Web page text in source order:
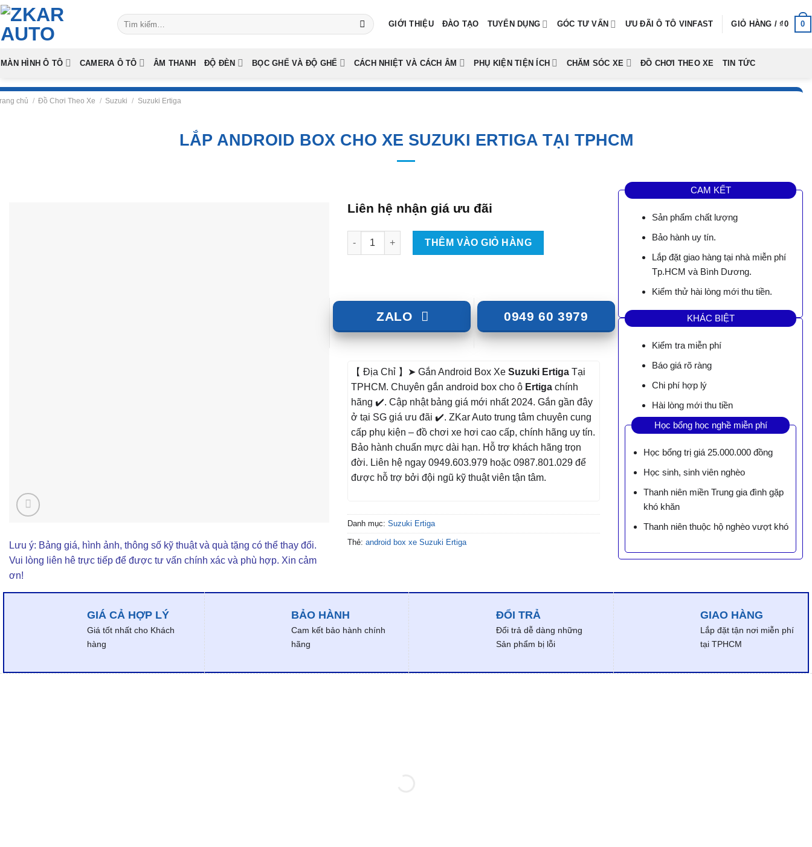
Skip
content
Tìm
kiếm:
GIỚI THIỆU ĐÀO TẠO TUYỂN DỤNG GÓC TƯ VẤN ƯU ĐÃI Ô TÔ VINFAST GIỎ HÀNG /₫0 0
MÀN HÌNH Ô TÔ CAMERA Ô TÔ ÂM THANH ĐỘ ĐÈN BỌC GHẾ VÀ ĐỘ GHẾ CÁCH NHIỆT VÀ CÁCH ÂM PHỤ KIỆN TIỆN ÍCH CHĂM SÓC XE ĐỒ CHƠI THEO XE TIN TỨC
chủ / Đồ Chơi Theo Xe / Suzuki / Suzuki Ertiga
LẮP ANDROID BOX CHO XE SUZUKI ERTIGA TẠI TPHCM
Lưu ý: Bảng giá, hình ảnh, thông số kỹ thuật và quà tặng có thể thay đổi.
Vui lòng liên hê trực tiếp để được tư vấn chính xác và phù hợp. Xin cảm
ơn!
Liên hệ nhận giá ưu đãi
Lắp Android Box Cho Xe Suzuki Ertiga Tại TpHCM số lượng
THÊM VÀO GIỎ HÀNG
ZALO 0949 60 3979
【 Địa Chỉ 】➤ Gắn Android Box Xe Suzuki Ertiga Tại
TPHCM. Chuyên gắn android box cho ô Ertiga chính
hãng ✔️. Cập nhật bảng giá mới nhất 2024. Gắn gần đây
ở tại SG giá ưu đãi ✔️. ZKar Auto trung tâm chuyên cung
cấp phụ kiện – đồ chơi xe hơi cao cấp, chính hãng uy tín.
Bảo hành chuẩn mực dài hạn. Hỗ trợ khách hãng trọn
đời. Liên hệ ngay 0949.603.979 hoặc 0987.801.029 để
được hỗ trợ bởi đội ngũ kỹ thuật viên tận tâm.
Danh mục: Suzuki Ertiga
Thẻ: android box xe Suzuki Ertiga
CAM KẾT
Sản phẩm chất lượng
Bảo hành uy tín.
Lắp đặt giao hàng tại nhà miễn phí
Tp.HCM và Bình Dương.
Kiểm thử hài lòng mới thu tiền.
KHÁC BIỆT
Kiểm tra miễn phí
Báo giá rõ ràng
Chi phí hợp lý
Hài lòng mới thu tiền
Học bổng học nghề miễn phí
Học bổng trị giá 25.000.000 đồng
Học sinh, sinh viên nghèo
Thanh niên miền Trung gia đình gặp
khó khăn
Thanh niên thuộc hộ nghèo vượt khó
GIÁ CẢ HỢP LÝ
Giá tốt nhất cho Khách
hàng
BẢO HÀNH
Cam kết bảo hành chính
hãng
ĐỔI TRẢ
Đổi trả dễ dàng những
Sản phẩm bị lỗi
GIAO HÀNG
Lắp đặt tận nơi miễn phí
tại TPHCM